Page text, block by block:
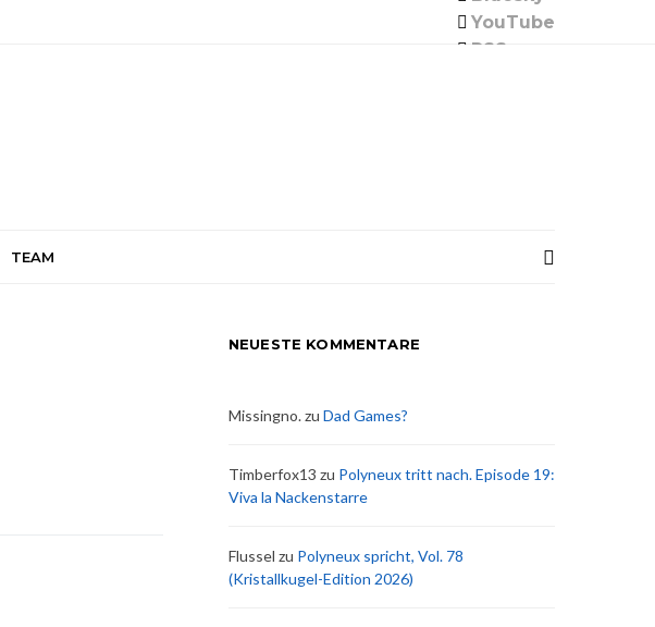
YouTube
RSS
TEAM
NEUESTE KOMMENTARE
Missingno.zu Dad Games?
Timberfox13 zu Polyneux tritt nach. Episode 19:
Viva la Nackenstarre
Flussel zu Polyneux spricht, Vol. 78
(Kristallkugel-Edition 2026)